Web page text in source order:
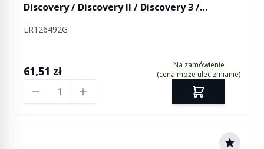
Discovery / Discovery II / Discovery 3 /
Freelander / Freelander 2 / RR / RR P38 / RR
RR Evoque / RR Evoque 2 / RR Velar
LR126492G
61,51 zł
Na zamówienie
(cena może ulec zmianie)